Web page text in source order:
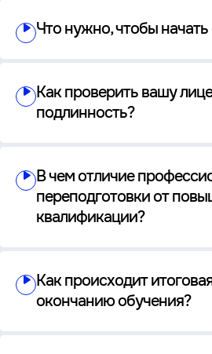
Что нужно, чтобы начать
Как проверить вашу
подлинность?
В чем отличие
переподготовки от
квалификации?
Как происходит
окончанию обучения?